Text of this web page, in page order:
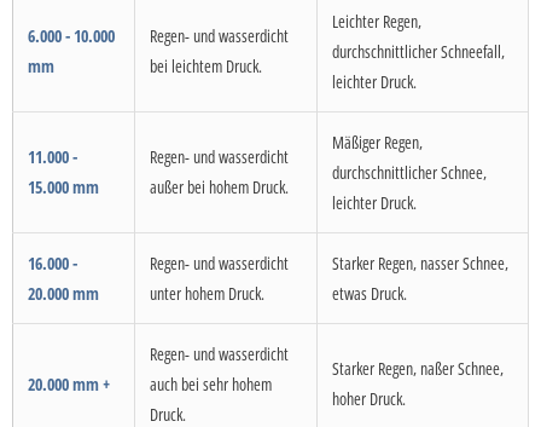
6.000 - 10.000
mm
Regen- und wasserdicht
bei leichtem Druck.
Leichter Regen,
durchschnittlicher Schneefall,
leichter Druck.
11.000 -
15.000 mm
Regen- und wasserdicht
außer bei hohem Druck.
Mäßiger Regen,
durchschnittlicher Schnee,
leichter Druck.
16.000 -
20.000 mm
Regen- und wasserdicht
unter hohem Druck.
Starker Regen, nasser Schnee,
etwas Druck.
20.000 mm +
Regen- und wasserdicht
auch bei sehr hohem
Druck.
Starker Regen, naßer Schnee,
hoher Druck.